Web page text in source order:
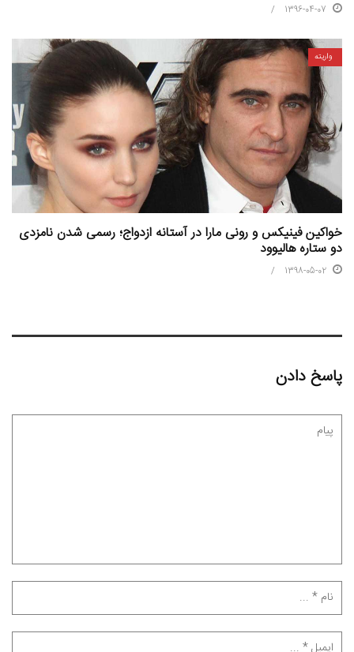
1396-04-07
واریته
خواکین فینیکس و رونی مارا در آستانه ازدواج؛ رسمی شدن نامزدی
دو ستاره هالیوود
1398-05-02
پاسخ دادن